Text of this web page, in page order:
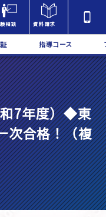
相談 資料請求
指導コース
7年度）◆東
次合格！（複